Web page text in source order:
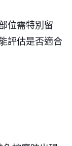
位需特別留
評估是否適合